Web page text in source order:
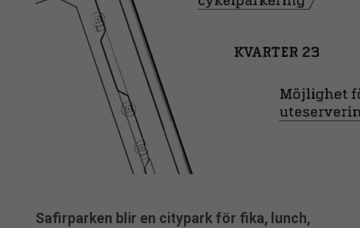
Safirparken blir en citypark för fika, lunch,